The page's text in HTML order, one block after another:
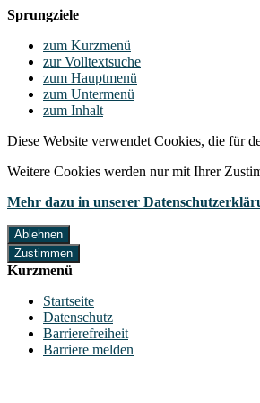
Sprungziele
zum Kurzmenü
zur Volltextsuche
zum Hauptmenü
zum Untermenü
zum Inhalt
Diese Website verwendet Cookies, die für
Weitere Cookies werden nur mit Ihrer
Mehr dazu in unserer
Ablehnen
Zustimmen
Kurzmenü
Startseite
Datenschutz
Barrierefreiheit
Barriere melden